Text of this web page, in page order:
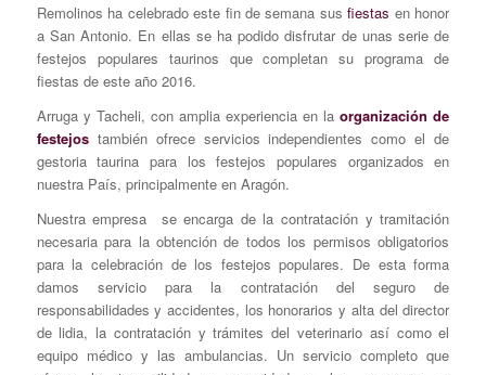
Remolinos ha celebrado este fin de semana susfiestas en honor
a San Antonio. En ellas se ha podido disfrutar de unas serie de
festejos populares taurinos que completan su programa de
fiestas de este año 2016.
Arruga y Tacheli, con amplia experiencia en laorganización de
festejostambién ofrece servicios independientes como el de
gestoria taurina para los festejos populares organizados en
nuestra País, principalmente en Aragón.
Nuestra empresa se encarga de la contratación y tramitación
necesaria para la obtención de todos los permisos obligatorios
para la celebración de los festejos populares. De esta forma
damos servicio para la contratación del seguro de
responsabilidades y accidentes, los honorarios y alta del director
de lidia, la contratación y trámites del veterinario así como el
equipo médico y las ambulancias. Un servicio completo que